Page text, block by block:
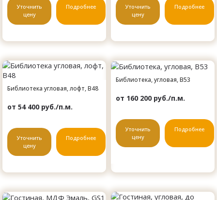
Уточнить
цену
Подробнее
Уточнить
цену
Подробнее
Библиотека угловая, лофт, B48
от 54 400 руб./п.м.
Уточнить
цену
Подробнее
Библиотека, угловая, B53
от 160 200 руб./п.м.
Уточнить
цену
Подробнее